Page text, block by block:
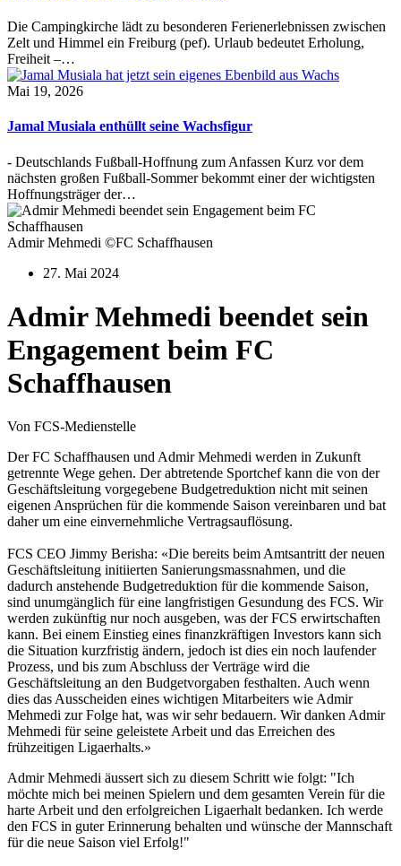
Die Campingkirche lädt zu besonderen Ferienerlebnissen zwischen
Zelt und Himmel ein Freiburg (pef). Urlaub bedeutet Erholung,
Freiheit –…
Mai 19, 2026
Jamal Musiala enthüllt seine Wachsfigur
- Deutschlands Fußball-Hoffnung zum Anfassen Kurz vor dem
nächsten großen Fußball-Sommer bekommt einer der wichtigsten
Hoffnungsträger der…
Admir Mehmedi ©FC Schaffhausen
27. Mai 2024
Admir Mehmedi beendet sein
Engagement beim FC
Schaffhausen
Von FCS-Medienstelle
Der FC Schaffhausen und Admir Mehmedi werden in Zukunft
getrennte Wege gehen. Der abtretende Sportchef kann die von der
Geschäftsleitung vorgegebene Budgetreduktion nicht mit seinen
eigenen Ansprüchen für die kommende Saison vereinbaren und bat
daher um eine einvernehmliche Vertragsauflösung.
FCS CEO Jimmy Berisha: «Die bereits beim Amtsantritt der neuen
Geschäftsleitung initiierten Sanierungsmassnahmen, und die
dadurch anstehende Budgetreduktion für die kommende Saison,
sind unumgänglich für eine langfristigen Gesundung des FCS. Wir
werden zukünftig nur noch ausgeben, was der FCS erwirtschaften
kann. Bei einem Einstieg eines finanzkräftigen Investors kann sich
die Situation kurzfristig ändern, jedoch ist dies ein noch laufender
Prozess, und bis zum Abschluss der Verträge wird die
Geschäftsleitung an den Budgetvorgaben festhalten. Auch wenn
dies das Ausscheiden eines wichtigen Mitarbeiters wie Admir
Mehmedi zur Folge hat, was wir sehr bedauern. Wir danken Admir
Mehmedi für seine geleistete Arbeit und das Erreichen des
frühzeitigen Ligaerhalts.»
Admir Mehmedi äussert sich zu diesem Schritt wie folgt: "Ich
möchte mich bei meinen Spielern und dem gesamten Verein für die
harte Arbeit und den erfolgreichen Ligaerhalt bedanken. Ich werde
den FCS in guter Erinnerung behalten und wünsche der Mannschaft
für die neue Saison viel Erfolg!"